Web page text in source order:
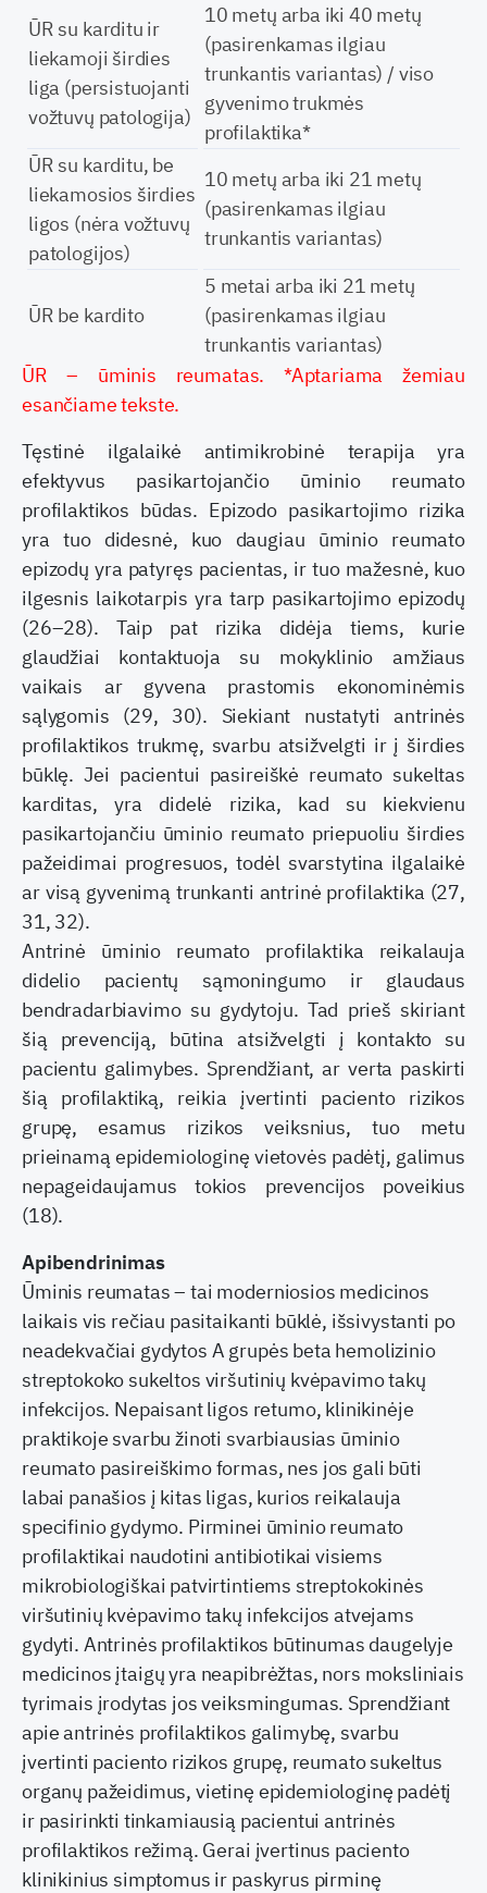
ŪR su karditu ir
liekamoji širdies
liga (persistuojanti
vožtuvų patologija)
10 metų arba iki 40 metų
(pasirenkamas ilgiau
trunkantis variantas) / viso
gyvenimo trukmės
profilaktika*
ŪR su karditu, be
liekamosios širdies
ligos (nėra vožtuvų
patologijos)
10 metų arba iki 21 metų
(pasirenkamas ilgiau
trunkantis variantas)
ŪR be kardito
5 metai arba iki 21 metų
(pasirenkamas ilgiau
trunkantis variantas)
ŪR – ūminis reumatas. *Aptariama žemiau
esančiame tekste.
Tęstinė ilgalaikė antimikrobinė terapija yra
efektyvus pasikartojančio ūminio reumato
profilaktikos būdas. Epizodo pasikartojimo rizika
yra tuo didesnė, kuo daugiau ūminio reumato
epizodų yra patyręs pacientas, ir tuo mažesnė, kuo
ilgesnis laikotarpis yra tarp pasikartojimo epizodų
(26–28). Taip pat rizika didėja tiems, kurie
glaudžiai kontaktuoja su mokyklinio amžiaus
vaikais ar gyvena prastomis ekonominėmis
sąlygomis (29, 30). Siekiant nustatyti antrinės
profilaktikos trukmę, svarbu atsižvelgti ir į širdies
būklę. Jei pacientui pasireiškė reumato sukeltas
karditas, yra didelė rizika, kad su kiekvienu
pasikartojančiu ūminio reumato priepuoliu širdies
pažeidimai progresuos, todėl svarstytina ilgalaikė
ar visą gyvenimą trunkanti antrinė profilaktika (27,
31, 32).
Antrinė ūminio reumato profilaktika reikalauja
didelio pacientų sąmoningumo ir glaudaus
bendradarbiavimo su gydytoju. Tad prieš skiriant
šią prevenciją, būtina atsižvelgti į kontakto su
pacientu galimybes. Sprendžiant, ar verta paskirti
šią profilaktiką, reikia įvertinti paciento rizikos
grupę, esamus rizikos veiksnius, tuo metu
prieinamą epidemiologinę vietovės padėtį, galimus
nepageidaujamus tokios prevencijos poveikius
(18).
Apibendrinimas
Ūminis reumatas – tai moderniosios medicinos
laikais vis rečiau pasitaikanti būklė, išsivystanti po
neadekvačiai gydytos A grupės beta hemolizinio
streptokoko sukeltos viršutinių kvėpavimo takų
infekcijos. Nepaisant ligos retumo, klinikinėje
praktikoje svarbu žinoti svarbiausias ūminio
reumato pasireiškimo formas, nes jos gali būti
labai panašios į kitas ligas, kurios reikalauja
specifinio gydymo. Pirminei ūminio reumato
profilaktikai naudotini antibiotikai visiems
mikrobiologiškai patvirtintiems streptokokinės
viršutinių kvėpavimo takų infekcijos atvejams
gydyti. Antrinės profilaktikos būtinumas daugelyje
medicinos įtaigų yra neapibrėžtas, nors moksliniais
tyrimais įrodytas jos veiksmingumas. Sprendžiant
apie antrinės profilaktikos galimybę, svarbu
įvertinti paciento rizikos grupę, reumato sukeltus
organų pažeidimus, vietinę epidemiologinę padėtį
ir pasirinkti tinkamiausią pacientui antrinės
profilaktikos režimą. Gerai įvertinus paciento
klinikinius simptomus ir paskyrus pirminę